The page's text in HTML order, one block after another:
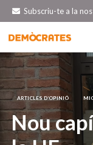
Subscriu-te a la
ARTICLES D’OPINIÓ
Nou